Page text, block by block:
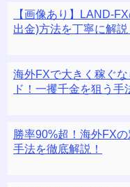
【画像あり】LAND-
出金)方法を丁寧に解説
海外FXで大きく稼ぐ
ド！一攫千金を狙う手
勝率90%超！海外FX
手法を徹底解説！